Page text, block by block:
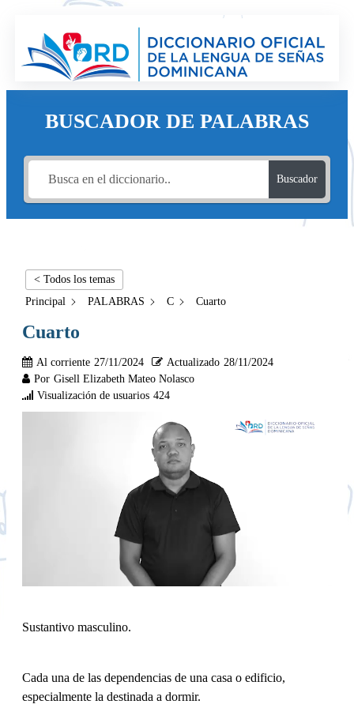
BUSCADOR DE PALABRAS
Buscador
< Todos los temas
Principal
PALABRAS C Cuarto
Cuarto
Al corriente 27/11/2024 Actualizado 28/11/2024
Por Gisell Elizabeth Mateo Nolasco
Visualización de usuarios 424
Sustantivo masculino.
Cada una de las dependencias de una casa o edificio,
especialmente la destinada a dormir.